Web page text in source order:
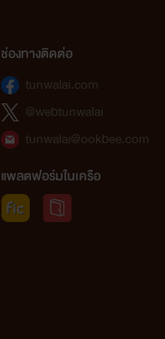
ช่องทางติดต่อ
tunwalai.com
@webtunwalai
tunwalai@ookbee.com
แพลตฟอร์มในเครือ